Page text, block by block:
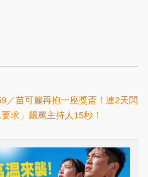
／苗可麗再抱一座獎盃！連2天閃
求」飆罵主持人15秒！